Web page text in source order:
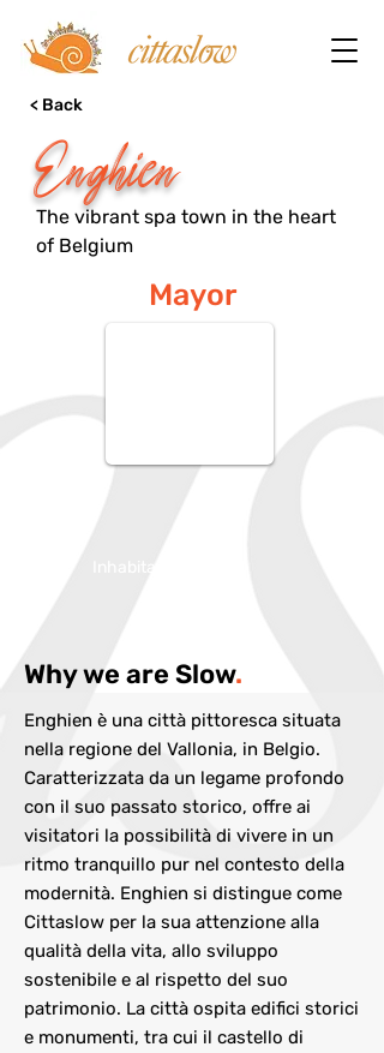
Enghien
< Back
The vibrant spa town in the heart
of Belgium
Mayor
Why we are Slow.
Enghien è una città pittoresca situata
nella regione del Vallonia, in Belgio.
Caratterizzata da un legame profondo
con il suo passato storico, offre ai
visitatori la possibilità di vivere in un
ritmo tranquillo pur nel contesto della
modernità. Enghien si distingue come
Cittaslow per la sua attenzione alla
qualità della vita, allo sviluppo
sostenibile e al rispetto del suo
patrimonio. La città ospita edifici storici
e monumenti, tra cui il castello di